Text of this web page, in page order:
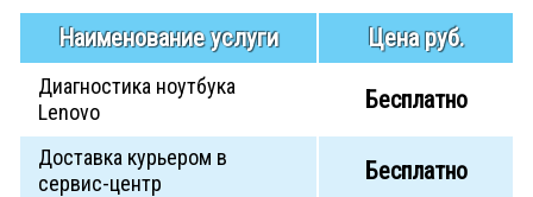
Наименование услуги Цена руб.
Диагностика ноутбука
Lenovo
Бесплатно
Доставка курьером в
сервис-центр
Бесплатно